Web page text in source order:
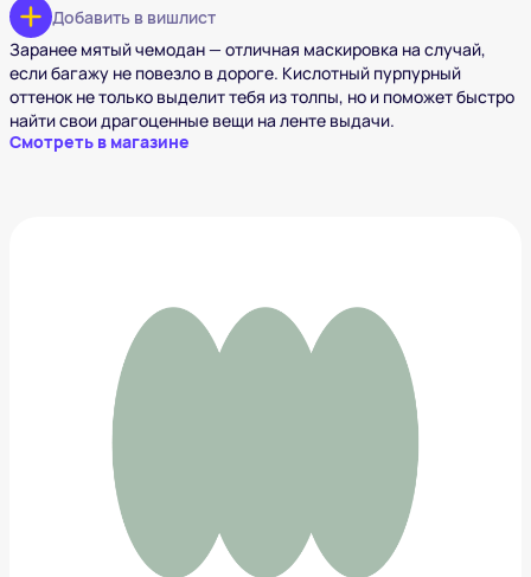
Добавить в вишлист
Заранее мятый чемодан — отличная маскировка на случай,
если багажу не повезло в дороге. Кислотный пурпурный
оттенок не только выделит тебя из толпы, но и поможет быстро
найти свои драгоценные вещи на ленте выдачи.
Смотреть в магазине